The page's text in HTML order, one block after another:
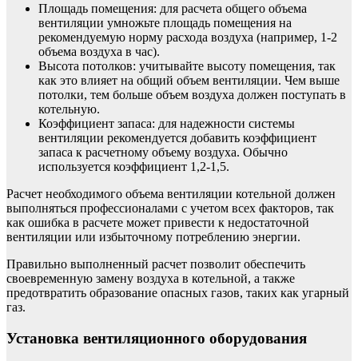
Площадь помещения: для расчета общего объема
вентиляции умножьте площадь помещения на
рекомендуемую норму расхода воздуха (например, 1-2
объема воздуха в час).
Высота потолков: учитывайте высоту помещения, так
как это влияет на общий объем вентиляции. Чем выше
потолки, тем больше объем воздуха должен поступать в
котельную.
Коэффициент запаса: для надежности системы
вентиляции рекомендуется добавить коэффициент
запаса к расчетному объему воздуха. Обычно
используется коэффициент 1,2-1,5.
Расчет необходимого объема вентиляции котельной должен
выполняться профессионалами с учетом всех факторов, так
как ошибка в расчете может привести к недостаточной
вентиляции или избыточному потреблению энергии.
Правильно выполненный расчет позволит обеспечить
своевременную замену воздуха в котельной, а также
предотвратить образование опасных газов, таких как угарный
газ.
Установка вентиляционного оборудования